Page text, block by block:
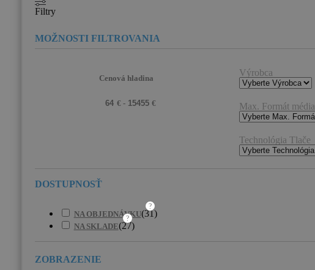
Filtry
Cenová hladina
Výrobca
Max. Formát média
Technológia Tlače
NA OBJEDNÁVKU(31)
?
NA SKLADE(27)
?